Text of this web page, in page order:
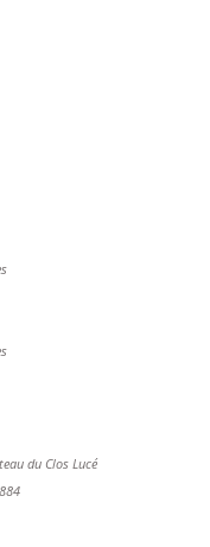
du Clos Lucé